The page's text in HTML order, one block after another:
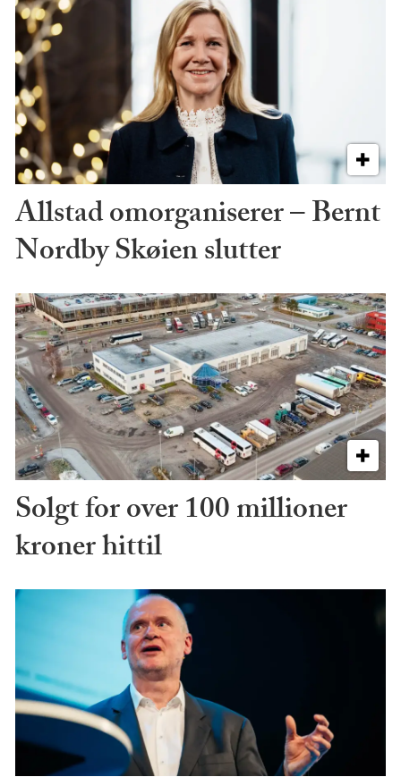
Allstad omorganiserer – Bernt
Nordby Skøien slutter
Solgt for over 100 millioner
kroner hittil